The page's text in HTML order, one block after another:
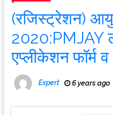
(रजिस्ट्रेशन)
2020:PMJAY
एप्लीकेशन फॉर्म व
Expert 6 years ago